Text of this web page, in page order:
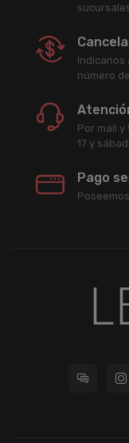
Indicanos
número
Por mail y
17 y
Pago